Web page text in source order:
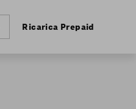
Ricarica Prepaid